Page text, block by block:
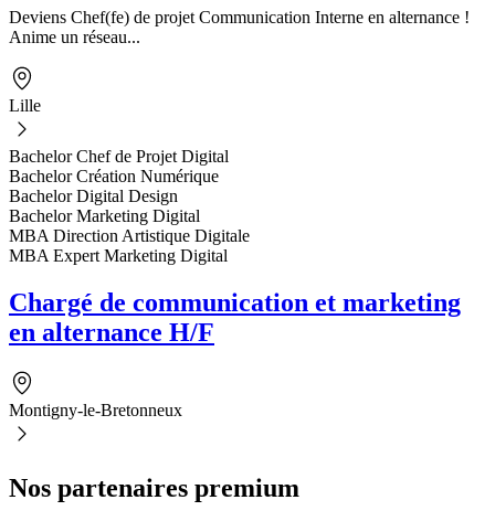
Deviens Chef(fe) de projet Communication Interne en alternance !
Anime un réseau...
Lille
Bachelor Chef de Projet Digital
Bachelor Création Numérique
Bachelor Digital Design
Bachelor Marketing Digital
MBA Direction Artistique Digitale
MBA Expert Marketing Digital
Chargé de communication et marketing
en alternance H/F
Montigny-le-Bretonneux
Nos partenaires premium